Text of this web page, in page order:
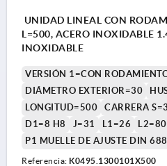
UNIDAD LINEAL CON
L=500, ACERO INOXIDABLE
INOXIDABLE
VERSIÓN 1=CON
DIÁMETRO EXTERIOR=30
LONGITUD=500
CARRERA
D1=8 H8
J=31 L1=26 L2=80
P1 MUELLE DE AJUSTE DIN
Referencia: K0495.1300101X500